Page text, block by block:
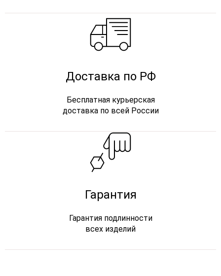
Доставка по РФ
Бесплатная курьерская
доставка по всей России
Гарантия
Гарантия подлинности
всех изделий